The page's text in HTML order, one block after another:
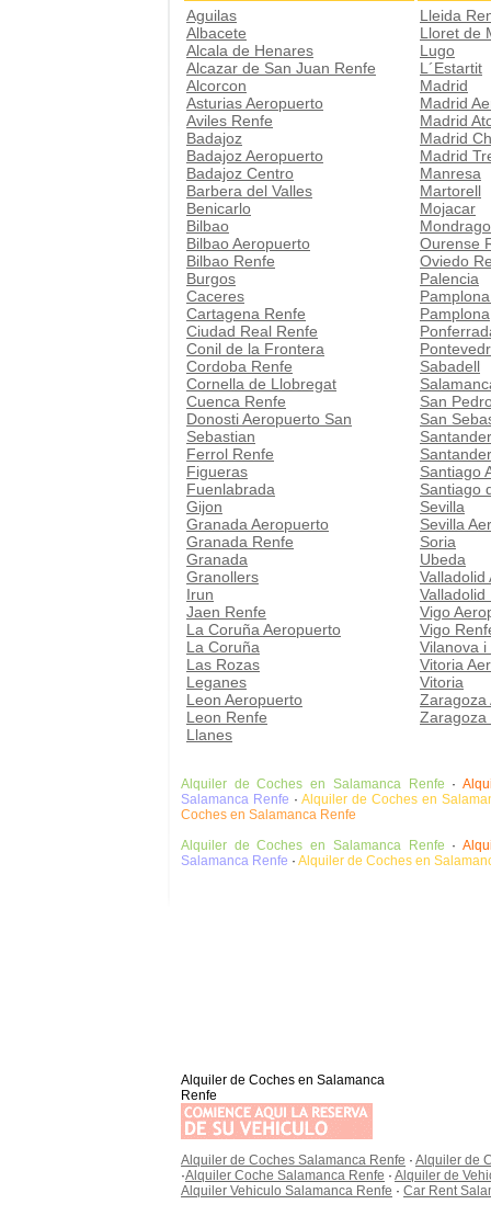
Aguilas
Albacete
Alcala de Henares
Alcazar de San Juan Renfe
Alcorcon
Asturias Aeropuerto
Aviles Renfe
Badajoz
Badajoz Aeropuerto
Badajoz Centro
Barbera del Valles
Benicarlo
Bilbao
Bilbao Aeropuerto
Bilbao Renfe
Burgos
Caceres
Cartagena Renfe
Ciudad Real Renfe
Conil de la Frontera
Cordoba Renfe
Cornella de Llobregat
Cuenca Renfe
Donosti Aeropuerto San
Sebastian
Ferrol Renfe
Figueras
Fuenlabrada
Gijon
Granada Aeropuerto
Granada Renfe
Granada
Granollers
Irun
Jaen Renfe
La Coruña Aeropuerto
La Coruña
Las Rozas
Leganes
Leon Aeropuerto
Leon Renfe
Llanes
Lleida
Lloret de
Lugo
L´Estartit
Madrid
Madrid
Madrid
Madrid
Madrid
Manresa
Martorell
Mojacar
Ourense
Oviedo
Palencia
Pamplona
Sabadell
San
San
Santiago
Santiago
Sevilla
Sevilla
Soria
Ubeda
Valladolid
Valladolid
Vigo
Vigo
Vilanova
Vitoria
Vitoria
Zaragoza
Zaragoza
Alquiler de Coches en Salamanca Renfe ·
Salamanca Renfe · Alquiler de Coches en
Coches en Salamanca Renfe
Alquiler de Coches en Salamanca Renfe ·
Salamanca Renfe · Alquiler de Coches en
Alquiler de Coches en Salamanca
Renfe
Alquiler de Coches Salamanca Renfe · Alquiler de
·Alquiler Coche Salamanca Renfe · Alquiler de
Alquiler Vehiculo Salamanca Renfe · Car Rent